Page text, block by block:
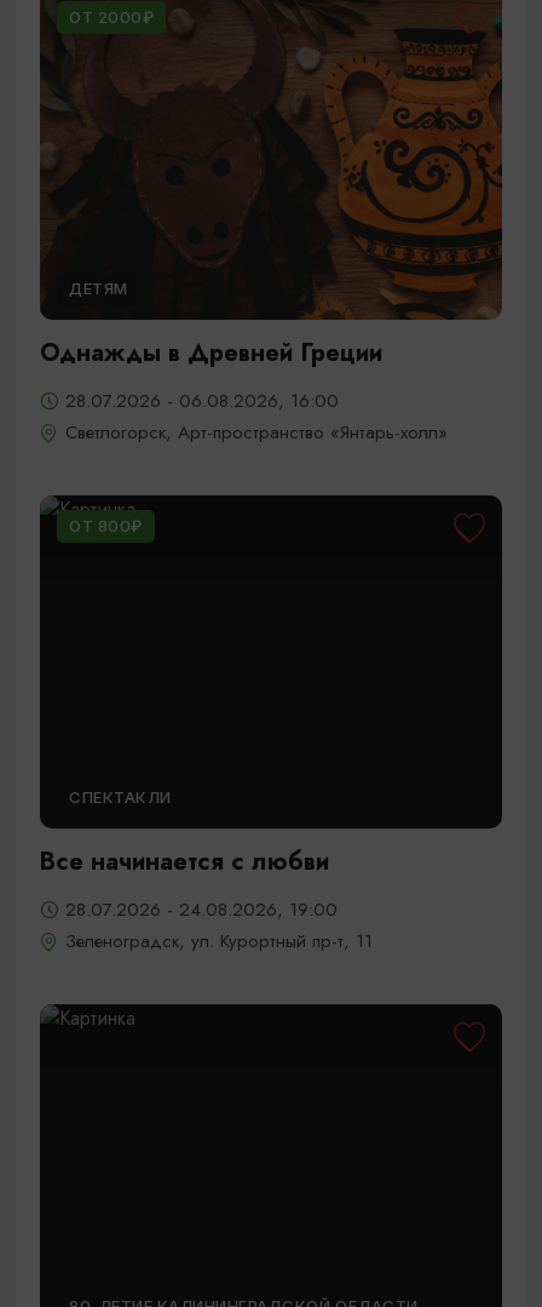
ОТ 2000₽
ДЕТЯМ
Однажды в Древней Греции
28.07.2026 - 06.08.2026, 16:00
Светлогорск, Арт-пространство «Янтарь-холл»
ОТ 800₽
СПЕКТАКЛИ
Все начинается с любви
28.07.2026 - 24.08.2026, 19:00
Зеленоградск, ул. Курортный пр-т, 11